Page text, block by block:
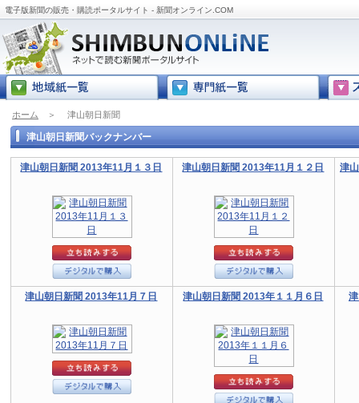
電子版新聞の販売・購読ポータルサイト - 新聞オンライン.COM
ホーム ＞ 津山朝日新聞
津山朝日新聞バックナンバー
津山朝日新聞 2013年11月１３日 津山朝日新聞 2013年11月１２日 津
津山朝日新聞 2013年11月７日 津山朝日新聞 2013年１１月６日